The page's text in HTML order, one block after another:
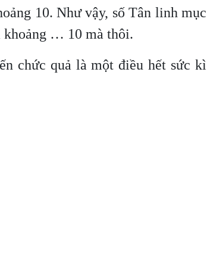
10. Như vậy, số Tân linh mục
khoảng … 10 mà thôi.
chức quả là một điều hết sức kì